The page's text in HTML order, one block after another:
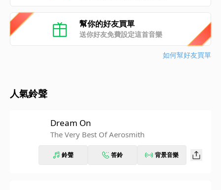
幫你的好友買單
送你好友免費設定這首音樂
如何幫好友買單
人氣鈴聲
Dream On
The Very Best Of Aerosmith
鈴聲 答鈴 背景音樂